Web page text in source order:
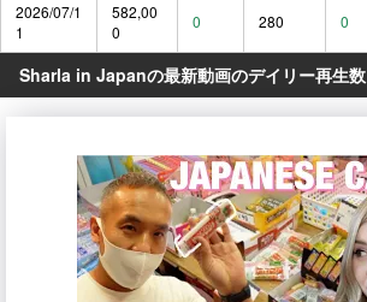
2026/07/1
1
582,00
0
0 280 0
Sharla in Japanの最新動画のデイリー再生数